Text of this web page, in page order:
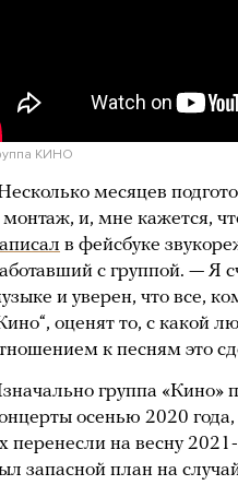
КИНО
месяцев
и, мне кажется,
в фейсбуке
с группой. — Я
и уверен, что все,
оценят то, с какой
к песням это
группа «Кино»
осенью 2020 года,
перенесли на весну
запасной план на